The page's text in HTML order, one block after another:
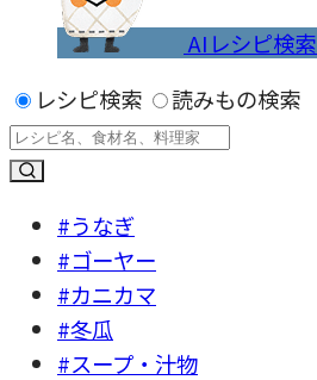
AIレシピ検索
レシピ検索
読みもの検索
#うなぎ
#ゴーヤー
#カニカマ
#冬瓜
#スープ・汁物